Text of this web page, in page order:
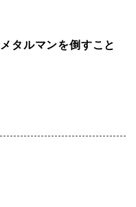
メタルマンを倒すこと